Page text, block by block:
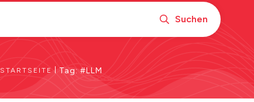
Suchen
STARTSEITE | Tag: #LLM